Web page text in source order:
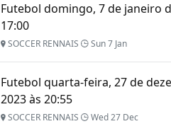
Futebol domingo, 7 de janeiro
17:00
SOCCER RENNAIS Sun 7 Jan
Futebol quarta-feira, 27 de
2023 às 20:55
SOCCER RENNAIS Wed 27 Dec